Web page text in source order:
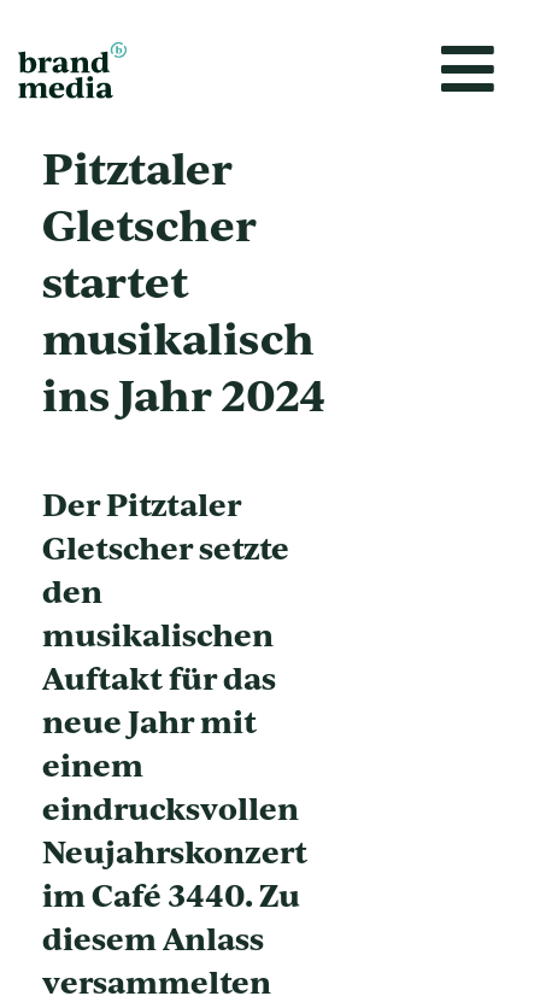
Inhalt
springen
Pitztaler
Gletscher
startet
musikalisch
ins Jahr 2024
Der Pitztaler
Gletscher setzte
den
musikalischen
Auftakt für das
neue Jahr mit
einem
eindrucksvollen
Neujahrskonzert
im Café 3440. Zu
diesem Anlass
versammelten